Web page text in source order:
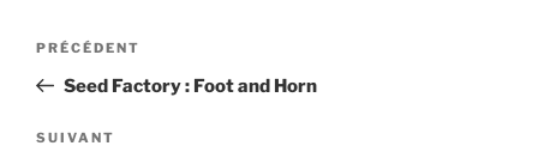
Navigation
l’article
Article
précédent
PRÉCÉDENT
Seed Factory : Foot and Horn
Article
SUIVANT